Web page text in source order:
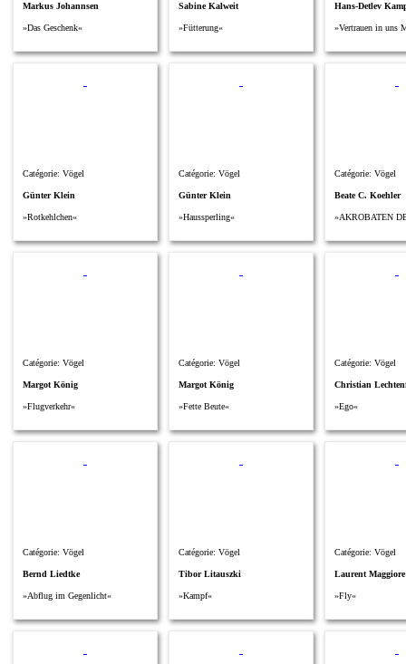
Markus Johannsen
»Das Geschenk«
Sabine Kalweit
»Fütterung«
Hans-Detlev
»Vertrauen in uns
Catégorie: Vögel
Günter Klein
»Rotkehlchen«
Catégorie: Vögel
Günter Klein
»Haussperling«
Catégorie: Vögel
Beate C. Koehler
»AKROBATEN
Catégorie: Vögel
Margot König
»Flugverkehr«
Catégorie: Vögel
Margot König
»Fette Beute«
Catégorie: Vögel
Christian
»Ego«
Catégorie: Vögel
Bernd Liedtke
»Abflug im Gegenlicht«
Catégorie: Vögel
Tibor Litauszki
»Kampf«
Catégorie: Vögel
Laurent Maggiore
»Fly«